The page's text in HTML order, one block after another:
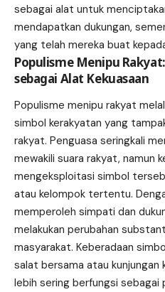
sebagai alat untuk
mendapatkan dukungan,
yang telah mereka buat
Populisme Menipu
sebagai Alat Kekuasaan
Populisme menipu rakyat
simbol kerakyatan yang
rakyat. Penguasa seringkali
mewakili suara rakyat, namun
mengeksploitasi simbol
atau kelompok tertentu.
memperoleh simpati dan
melakukan perubahan
masyarakat. Keberadaan
salat bersama atau
lebih sering berfungsi sebagai